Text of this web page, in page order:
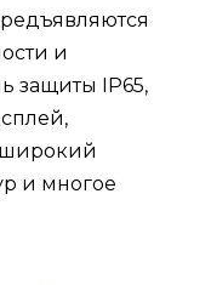
и
защиты IP65,
широкий
и многое